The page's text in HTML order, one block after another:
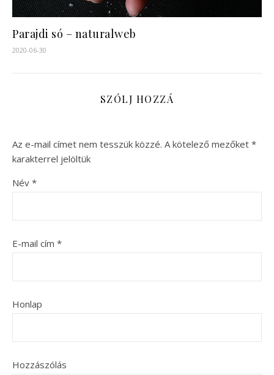
Parajdi só – naturalweb
2020-06-30
SZÓLJ HOZZÁ
Az e-mail címet nem tesszük közzé. A kötelező mezőket *
karakterrel jelöltük
Név *
E-mail cím *
Honlap
Hozzászólás